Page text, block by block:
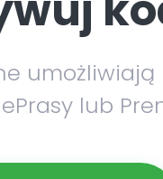
umożliwiają
lub